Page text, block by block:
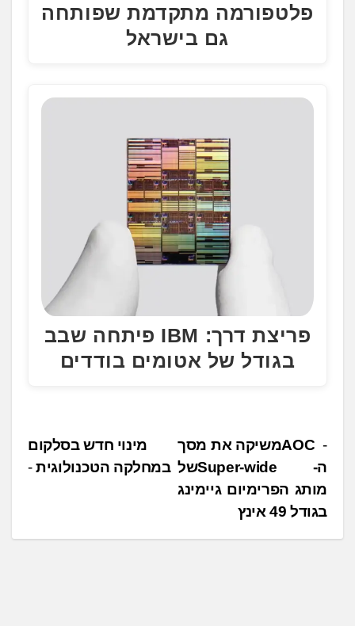
פלטפורמה מתקדמת שפותחה
גם בישראל
פריצת דרך: IBM פיתחה שבב
בגודל של אטומים בודדים
נ
י
ו
מינוי חדש בסלקום
במחלקה הטכנולוגית
AOC ‎משיקה את מסך
ה- ‏Super-wide ‎של
מותג הפרימיום גיימינג
‏בגודל ‏49 ‏אינץ